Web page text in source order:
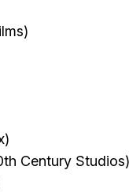
Century Studios)